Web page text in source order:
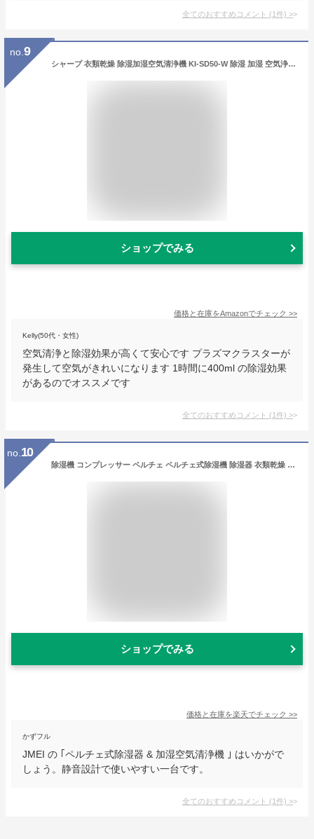
全てのおすすめコメント (1件) >
no. 9
シャープ 衣類乾燥 除湿加湿空気清浄機 KI-SD50-W 除湿 加湿 空気浄化 プラズマクラスター25000 空気清浄 21畳 加湿量 約400ml/h 除湿 5.0/5.6L/日 衣類乾燥 キャスター付 コンパクト
ショップでみる
価格と在庫をAmazonでチェック >>
Kelly(50代・女性)
空気清浄と除湿効果が高くて安心です プラズマクラスターが
発生して空気がきれいになります 1時間に400ml の除湿効果
があるのでオススメです
全てのおすすめコメント (1件) >
no. 10
除湿機 コンプレッサー ペルチェ ペルチェ式除湿機 除湿器 衣類乾燥 梅雨 プレゼント 加湿空気清浄機 コンパクト 加湿器 卓上 小型加湿器 除湿 アロマディフューザー 除湿機 大容量 アロマ 空気清浄機 衣類乾燥 ぺルチェ式 強力除湿 湿量 静音 小型 卓上
ショップでみる
価格と在庫を楽天でチェック >>
かずフル
JMEI の ｢ペルチェ式除湿器 & 加湿空気清浄機 ｣ はいかがで
しょう。静音設計で使いやすい一台です。
全てのおすすめコメント (1件) >